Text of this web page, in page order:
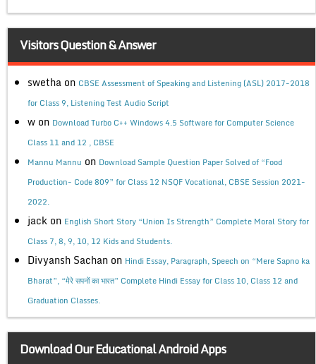
Visitors Question & Answer
swetha on CBSE Assessment of Speaking and Listening (ASL) 2017-2018
for Class 9, Listening Test Audio Script
w on Download Turbo C++ Windows 4.5 Software for Computer Science
Class 11 and 12 , CBSE
Mannu Mannu on Download Sample Question Paper Solved of “Food
Production- Code 809” for Class 12 NSQF Vocational, CBSE Session 2021-
2022.
jack on English Short Story “Union Is Strength” Complete Moral Story for
Class 7, 8, 9, 10, 12 Kids and Students.
Divyansh Sachan on Hindi Essay, Paragraph, Speech on “Mere Sapno ka
Bharat”, “मेरे सपनों का भारत” Complete Hindi Essay for Class 10, Class 12 and
Graduation Classes.
Download Our Educational Android Apps